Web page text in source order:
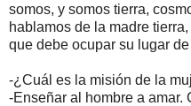
somos, y somos tierra,
hablamos de la madre
que debe ocupar su lugar
-¿Cuál es la misión de la
-Enseñar al hombre a amar.